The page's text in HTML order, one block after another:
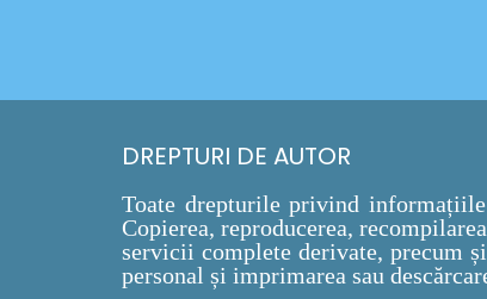
DREPTURI DE AUTOR
Toate drepturile privind
Copierea, reproducerea,
servicii complete derivate, precum
personal și imprimarea sau